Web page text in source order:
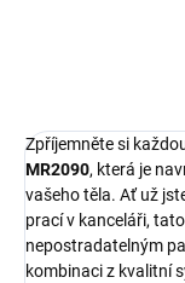
Zpříjemněte si
MR2090, která je
vašeho těla. Ať už
prací v kanceláři,
nepostradatelným
kombinaci z kvalitní